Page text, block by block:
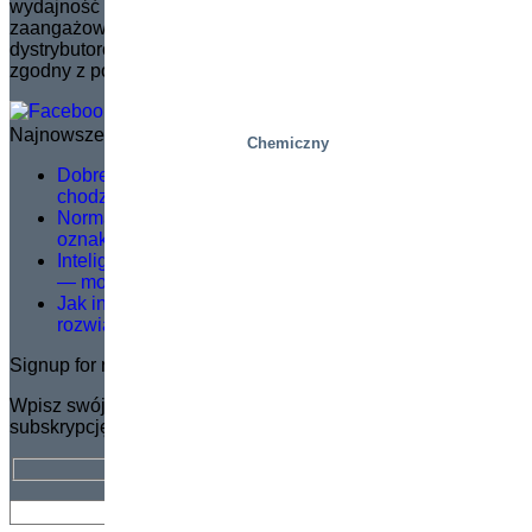
Chemiczny
wydajność w szerokim zakresie zastosowań. Marka jest
zaangażowana w zarządzanie i szkolenie sieci
dystrybutorów, zapewniając, że rozwój produktów jest
zgodny z potrzebami rynku.
Najnowsze wiadomości
Dobre szkolenie serwisowe nie polega na teorii –
chodzi o to, co dzieje się w terenie
Norma EN 1570-1:2024 staje się obowiązkowa dla
oznakowania CE – co należy wiedzieć
Inteligentniejsze podnoszenie, bezpieczniejsza praca
— modernizacja logistyki w Dagab
Jak inteligentne platformy kompletacji zamówień
rozwiązują kluczowe wyzwania intralogistyczne?
Signup for newsletter
Wpisz swój adres e-mail, aby otrzymać BEZPŁATNĄ
subskrypcję biuletynu Marco.